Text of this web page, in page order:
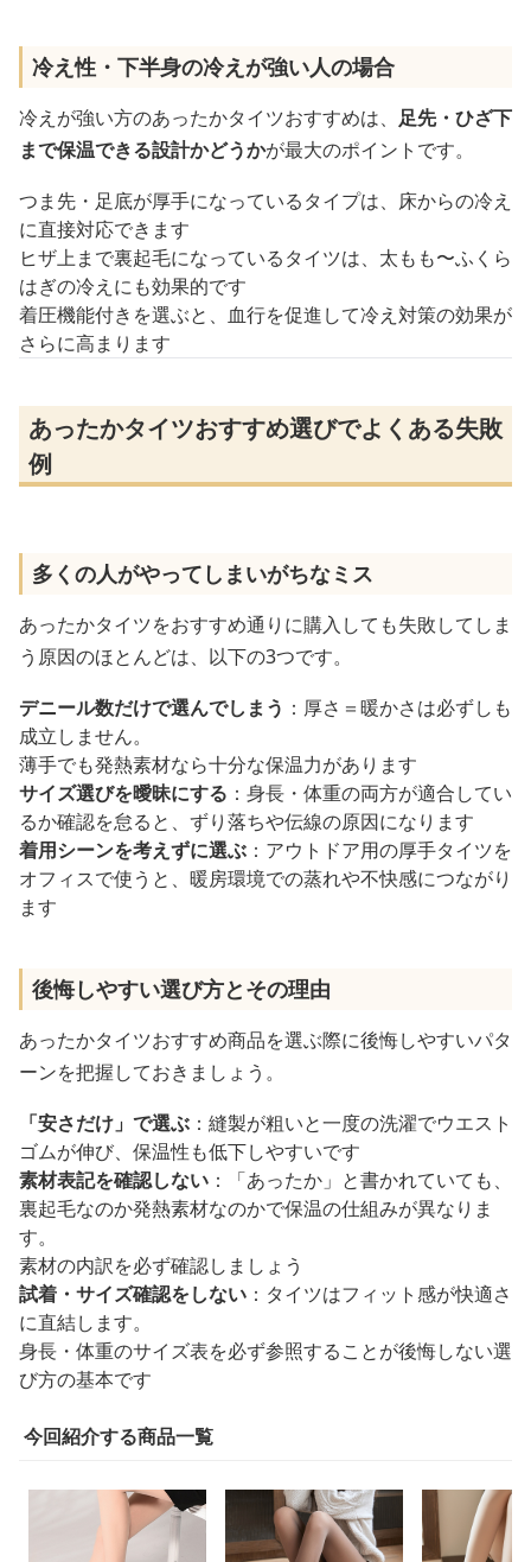
冷え性・下半身の冷えが強い人の場合
冷えが強い方のあったかタイツおすすめは、 足先・ひざ下
まで保温できる設計かどうかが最大のポイントです。
つま先・足底が厚手になっているタイプは、床からの冷え
に直接対応できます
ヒザ上まで裏起毛になっているタイツは、太もも〜ふくら
はぎの冷えにも効果的です
着圧機能付きを選ぶと、血行を促進して冷え対策の効果が
さらに高まります
あったかタイツおすすめ選びでよくある失敗
例
多くの人がやってしまいがちなミス
あったかタイツをおすすめ通りに購入しても失敗してしま
う原因のほとんどは、以下の3つです。
デニール数だけで選んでしまう ：厚さ＝暖かさは必ずしも
成立しません。
薄手でも発熱素材なら十分な保温力があります
サイズ選びを曖昧にする ：身長・体重の両方が適合してい
るか確認を怠ると、ずり落ちや伝線の原因になります
着用シーンを考えずに選ぶ ：アウトドア用の厚手タイツを
オフィスで使うと、暖房環境での蒸れや不快感につながり
ます
後悔しやすい選び方とその理由
あったかタイツおすすめ商品を選ぶ際に後悔しやすいパタ
ーンを把握しておきましょう。
「安さだけ」で選ぶ ：縫製が粗いと一度の洗濯でウエスト
ゴムが伸び、保温性も低下しやすいです
素材表記を確認しない ：「あったか」と書かれていても、
裏起毛なのか発熱素材なのかで保温の仕組みが異なりま
す。
素材の内訳を必ず確認しましょう
試着・サイズ確認をしない ：タイツはフィット感が快適さ
に直結します。
身長・体重のサイズ表を必ず参照することが後悔しない選
び方の基本です
今回紹介する商品一覧